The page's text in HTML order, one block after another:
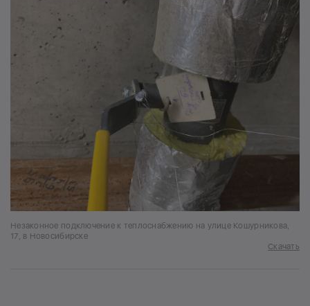
Незаконное подключение к теплоснабжению на улице Кошурникова,
17, в Новосибирске
Скачать